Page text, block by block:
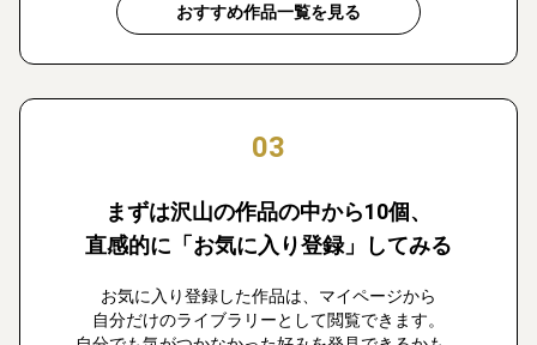
おすすめ作品一覧を見る
03
まずは沢山の作品の中から10個、
直感的に「お気に入り登録」してみる
お気に入り登録した作品は、マイページから
自分だけのライブラリーとして閲覧できます。